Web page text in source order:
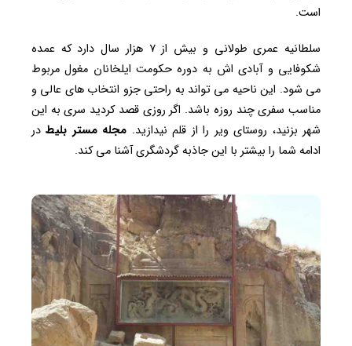
است.
سلطانیه عمری طولانی و بیش از ۷ هزار سال دارد که عمده
شکوفایی و آبادی اش به دوره حکومت ایلخانان مغول مربوط
می شود. این ناحیه می تواند به راحتی جزو انتخاب های عالی و
مناسب سفری چند روزه باشد. اگر روزی قصد کردید سری به این
شهر بزنید، روستای ویر را از قلم نیدازید. مجله مستر بلیطدر
ادامه شما را بیشتر با این جاذبه گردشگری آشنا می کند.